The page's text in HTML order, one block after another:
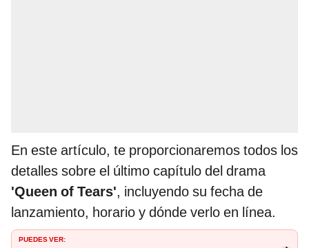
En este artículo, te proporcionaremos todos los
detalles sobre el último capítulo del drama
'Queen of Tears', incluyendo su fecha de
lanzamiento, horario y dónde verlo en línea.
PUEDES VER: